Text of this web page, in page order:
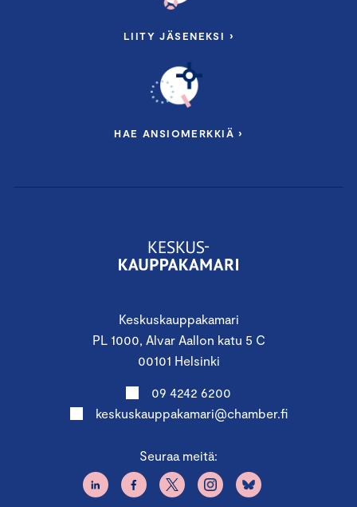
Keskuskauppakamari
PL 1000, Alvar Aallon katu 5 C
00101 Helsinki
09 4242 6200
keskuskauppakamari@chamber.fi
Seuraa meitä:
LIITY JÄSENEKSI ›
HAE ANSIOMERKKIÄ ›